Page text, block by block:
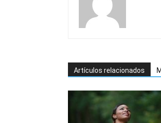
Artículos relacionados